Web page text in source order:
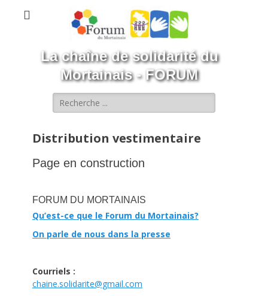
La chaîne de solidarité du
Mortainais - FORUM
Rechercher :
Distribution vestimentaire
Page en construction
FORUM DU MORTAINAIS
Qu’est-ce que le Forum du Mortainais?
On parle de nous dans la presse
Courriels :
chaine.solidarite@gmail.com